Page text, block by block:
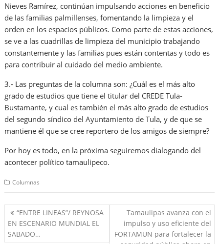
Nieves Ramírez, continúan impulsando acciones en beneficio
de las familias palmillenses, fomentando la limpieza y el
orden en los espacios públicos. Como parte de estas acciones,
se ve a las cuadrillas de limpieza del municipio trabajando
constantemente y las familias pues están contentas y todo es
para contribuir al cuidado del medio ambiente.
3.- Las preguntas de la columna son: ¿Cuál es el más alto
grado de estudios que tiene el titular del CREDE Tula-
Bustamante, y cual es también el más alto grado de estudios
del segundo síndico del Ayuntamiento de Tula, y de que se
mantiene él que se cree reportero de los amigos de siempre?
Por hoy es todo, en la próxima seguiremos dialogando del
acontecer político tamaulipeco.
Columnas
Navegación
de
entradas
“ENTRE LINEAS”/ REYNOSA
EN ESCENARIO MUNDIAL EL
SABADO…
Tamaulipas avanza con el
impulso y uso eficiente del
FORTAMUN para fortalecer la